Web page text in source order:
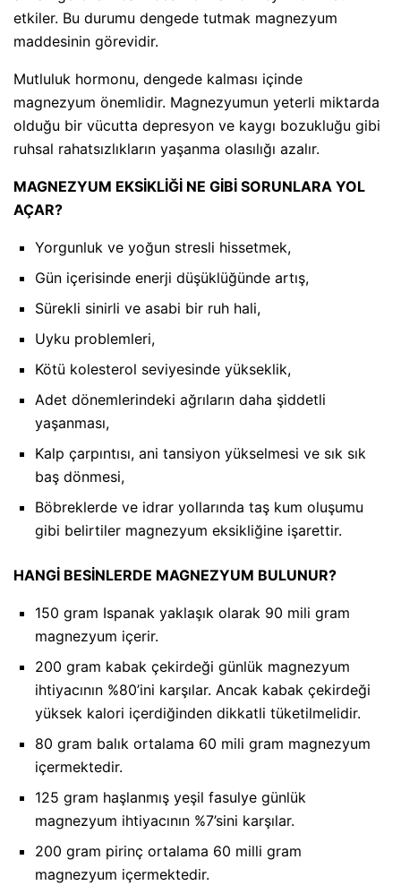
etkiler. Bu durumu dengede tutmak magnezyum
maddesinin görevidir.
Mutluluk hormonu, dengede kalması içinde
magnezyum önemlidir. Magnezyumun yeterli miktarda
olduğu bir vücutta depresyon ve kaygı bozukluğu gibi
ruhsal rahatsızlıkların yaşanma olasılığı azalır.
MAGNEZYUM EKSİKLİĞİ NE GİBİ SORUNLARA YOL
AÇAR?
Yorgunluk ve yoğun stresli hissetmek,
Gün içerisinde enerji düşüklüğünde artış,
Sürekli sinirli ve asabi bir ruh hali,
Uyku problemleri,
Kötü kolesterol seviyesinde yükseklik,
Adet dönemlerindeki ağrıların daha şiddetli
yaşanması,
Kalp çarpıntısı, ani tansiyon yükselmesi ve sık sık
baş dönmesi,
Böbreklerde ve idrar yollarında taş kum oluşumu
gibi belirtiler magnezyum eksikliğine işarettir.
HANGİ BESİNLERDE MAGNEZYUM BULUNUR?
150 gram Ispanak yaklaşık olarak 90 mili gram
magnezyum içerir.
200 gram kabak çekirdeği günlük magnezyum
ihtiyacının %80’ini karşılar. Ancak kabak çekirdeği
yüksek kalori içerdiğinden dikkatli tüketilmelidir.
80 gram balık ortalama 60 mili gram magnezyum
içermektedir.
125 gram haşlanmış yeşil fasulye günlük
magnezyum ihtiyacının %7’sini karşılar.
200 gram pirinç ortalama 60 milli gram
magnezyum içermektedir.